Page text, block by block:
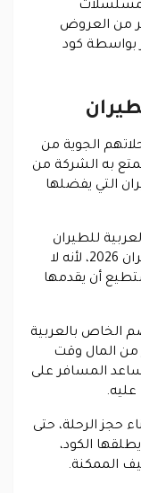
من العروض
بواسطة كود
الجوية من
به الشركة من
التي يفضلها
للطيران
بدون وضع كود الخصم من العربية للطيران 2026، لأنه لا
أن يقدمها
الخاص بالعربية
من المال وقت
المسافر على
حجز الرحلة، حتى
الكود،
الممكنة.